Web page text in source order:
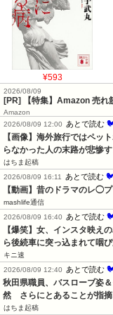
¥593
2026/08/09
[PR] 【特集】Amazon 売れ
Amazon
2026/08/09 12:00
あとで読む
【画像】海外旅行ではペッ
らなかった人の末路が悲惨
はちま起稿
2026/08/09 16:11
あとで読む
【動画】昔のドラマのレ◯
mashlife通信
2026/08/09 16:40
あとで読む
【爆笑】女、インスタ映え
ら後続車に突っ込まれて咽
キニ速
2026/08/09 12:40
あとで読む
秋田県職員、バスローブ姿
然　さらにとあることが指
はちま起稿